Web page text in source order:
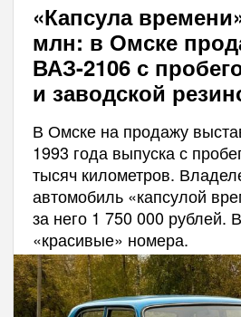
«Капсула
млн: в Омске
ВАЗ-2106 с
и заводской
В Омске на продажу
1993 года выпуска с
тысяч километров.
автомобиль «капсулой
за него 1 750 000 рублей.
«красивые» номера.